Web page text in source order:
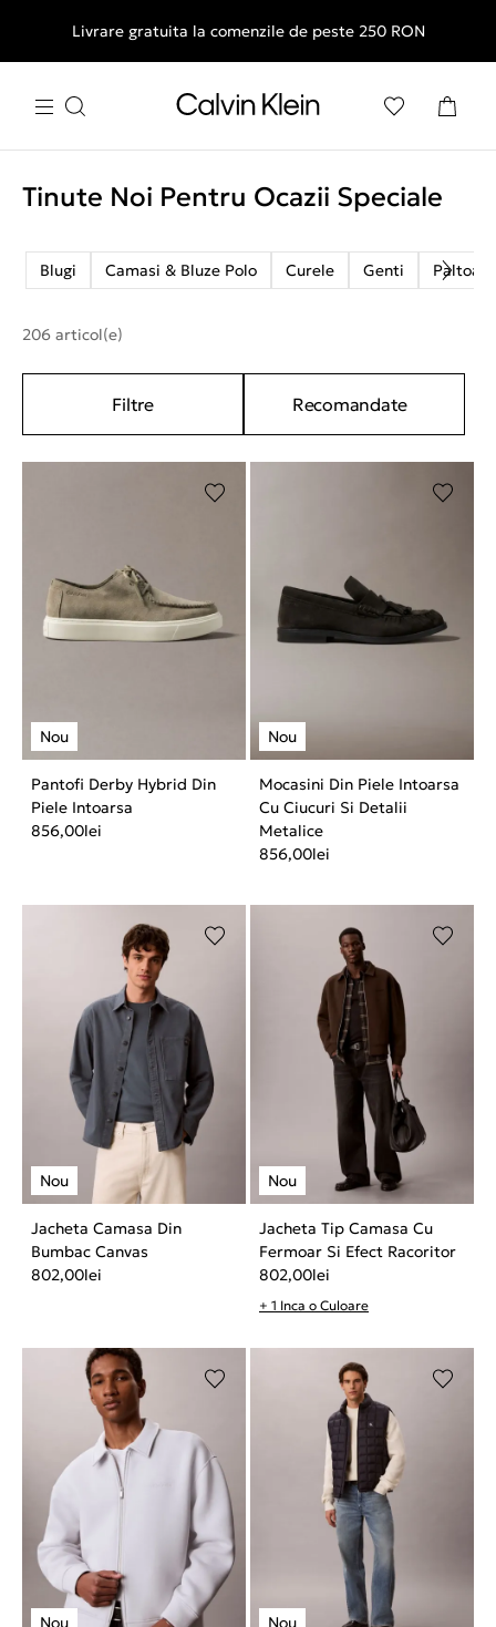
Livrare gratuita la comenzile de peste 250 RON
Tinute Noi Pentru Ocazii Speciale
Blugi Camasi & Bluze Polo Curele Genti
206 articol(e)
Filtre Recomandate
Pantofi Derby Hybrid Din
Piele Intoarsa
856,00lei
Mocasini Din Piele Intoarsa
Cu Ciucuri Si Detalii
Metalice
856,00lei
Jacheta Camasa Din
Bumbac Canvas
802,00lei
Jacheta Tip Camasa Cu
Fermoar Si Efect Racoritor
802,00lei
+ 1 Inca o Culoare